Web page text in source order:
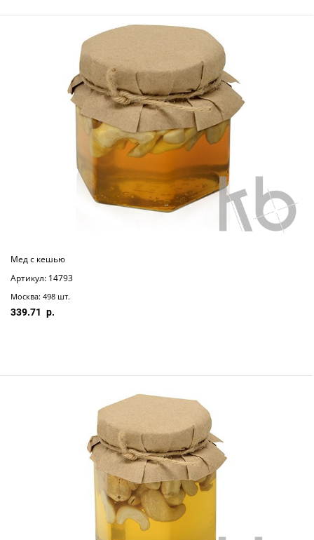
Мед с кешью
Артикул: 14793
Москва: 498 шт.
339.71